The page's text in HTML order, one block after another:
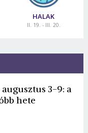
HALAK
II. 19. - III. 20.
3-9: a
hete